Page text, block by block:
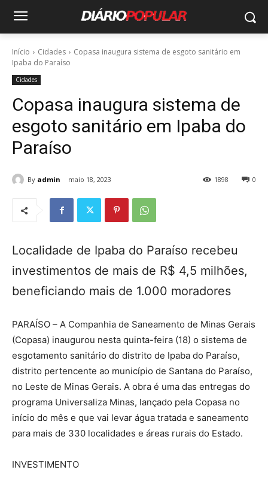
Início Cidades
Copasa inaugura sistema de esgoto sanitário em
Ipaba do Paraíso
Cidades
Copasa inaugura sistema de
esgoto sanitário em Ipaba do
Paraíso
By admin maio 18, 2023 0
1898
Localidade de Ipaba do Paraíso recebeu
investimentos de mais de R$ 4,5 milhões,
beneficiando mais de 1.000 moradores
PARAÍSO – A Companhia de Saneamento de Minas Gerais
(Copasa) inaugurou nesta quinta-feira (18) o sistema de
esgotamento sanitário do distrito de Ipaba do Paraíso,
distrito pertencente ao município de Santana do Paraíso,
no Leste de Minas Gerais. A obra é uma das entregas do
programa Universaliza Minas, lançado pela Copasa no
início do mês e que vai levar água tratada e saneamento
para mais de 330 localidades e áreas rurais do Estado.
INVESTIMENTO